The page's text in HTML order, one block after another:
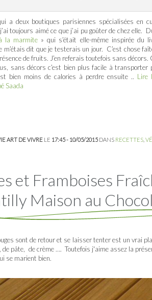
a deux boutiques parisiennes spécialisées en
toujours aimé ce que j’ai pu goûter de chez elle.
la marmite» qui s’était elle-même inspirée du
m’étais dit que je testerais un jour. C’est chose
de fruits. J’en referais toutefois sans
sans décors c’est bien plus facile à
bien moins de calories à perdre ensuite .. Lire
Saada
ART DE VIVRE LE 17:45 - 10/05/2015DANS RECETTES
et Framboises
Maison au
sont de retour et se laisser tenter est un vrai
de pâte, de crème …. Toutefois j'aime assez la
se marient bien.